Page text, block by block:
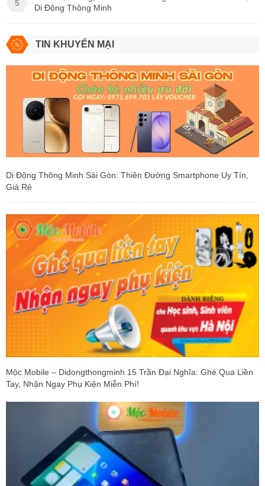
5
Di Động Thông Minh
TIN KHUYẾN MẠI
Di Động Thông Minh Sài Gòn: Thiên Đường Smartphone Uy Tín,
Giá Rẻ
Mộc Mobile – Didongthongminh 15 Trần Đại Nghĩa: Ghé Qua Liền
Tay, Nhận Ngay Phụ Kiện Miễn Phí!